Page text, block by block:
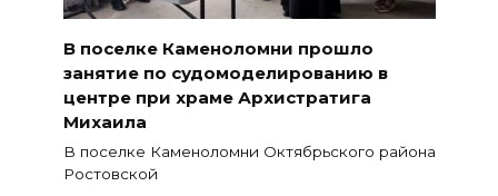
В поселке Каменоломни прошло
занятие по судомоделированию в
центре при храме Архистратига
Михаила
В поселке Каменоломни Октябрьского района
Ростовской